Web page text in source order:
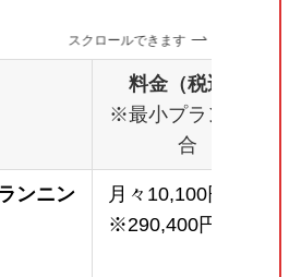
スクロールできます
料金（税込）
※最小プランの場
合
ンニン
月々10,100円～
※290,400円